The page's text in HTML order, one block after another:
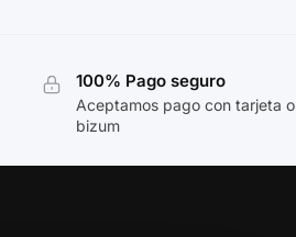
100% Pago seguro
Aceptamos pago con tarjeta o
bizum